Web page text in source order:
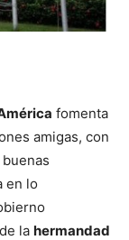
fomenta
amigas, con
en lo
la hermandad